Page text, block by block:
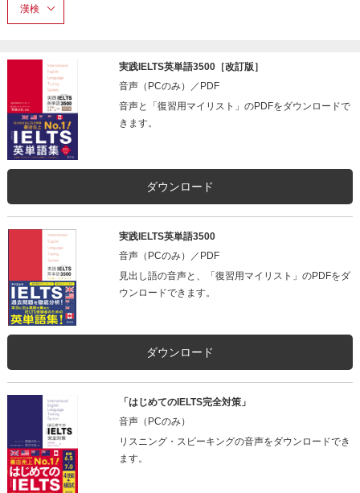
漢検
実践IELTS英単語3500［改訂版］
音声（PCのみ）／PDF
音声と「復習用マイリスト」のPDFをダウンロードで
きます。
ダウンロード
実践IELTS英単語3500
音声（PCのみ）／PDF
見出し語の音声と、「復習用マイリスト」のPDFをダ
ウンロードできます。
ダウンロード
「はじめてのIELTS完全対策」
音声（PCのみ）
リスニング・スピーキングの音声をダウンロードでき
ます。